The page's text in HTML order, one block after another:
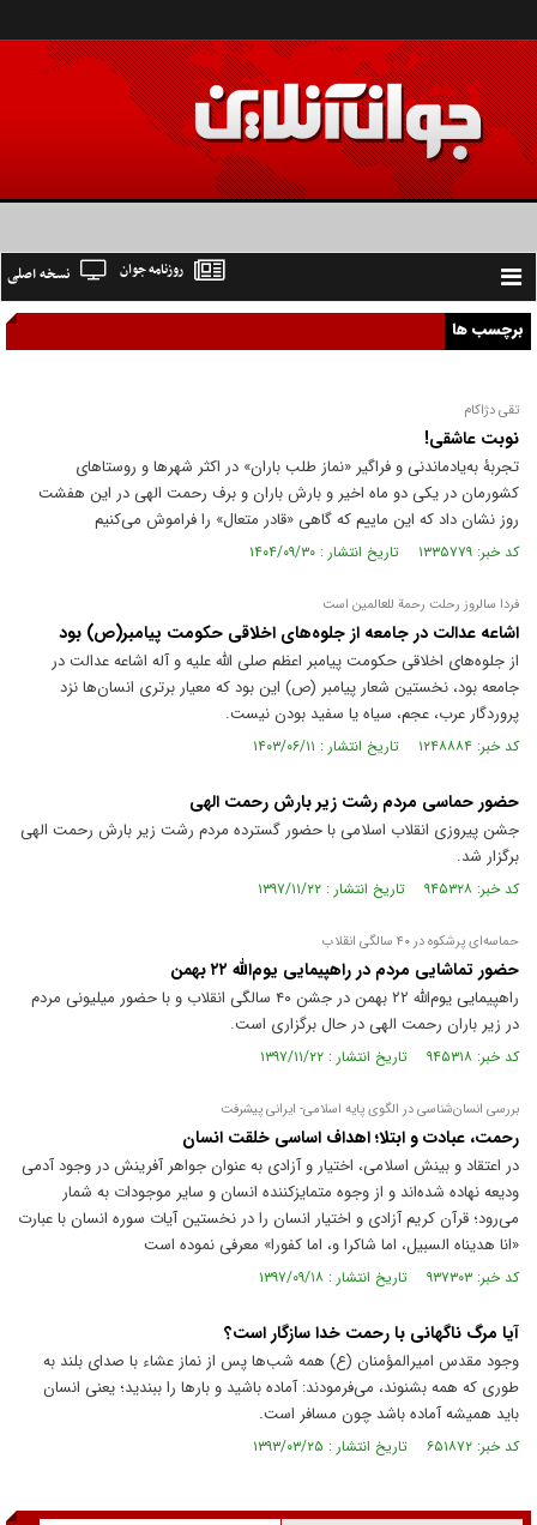
Toggle
navigation
نسخه اصلی روزنامه جوان
برچسب ها
تقی دژاکام
نوبت عاشقی!
تجربۀ به‌یادماندنی و فراگیر «نماز طلب باران» در اکثر شهر‌ها و روستا‌های
کشورمان در یکی دو ماه اخیر و بارش باران و برف رحمت الهی در این هفشت
روز نشان داد که این ماییم که گاهی «قادر متعال» را فراموش می‌کنیم
کد خبر: ۱۳۳۵۷۷۹ تاریخ انتشار : ۱۴۰۴/۰۹/۳۰
فردا سالروز رحلت رحمة للعالمین است
اشاعه عدالت در جامعه از جلوه‌های اخلاقی حکومت پیامبر(ص) بود
از جلوه‌های اخلاقی حکومت پیامبر اعظم صلی الله علیه و آله اشاعه عدالت در
جامعه بود، نخستین شعار پیامبر (ص) این بود که معیار برتری انسان‌ها نزد
پروردگار عرب، عجم، سیاه یا سفید بودن نیست.
کد خبر: ۱۲۴۸۸۸۴ تاریخ انتشار : ۱۴۰۳/۰۶/۱۱
حضور حماسی مردم رشت زیر بارش رحمت الهی
جشن پیروزی انقلاب اسلامی با حضور گسترده مردم رشت زیر بارش رحمت الهی
برگزار شد.
کد خبر: ۹۴۵۳۲۸ تاریخ انتشار : ۱۳۹۷/۱۱/۲۲
حماسه‌ای پرشکوه در ۴۰ سالگی انقلاب
حضور تماشایی مردم در راهپیمایی یوم‌الله ۲۲ بهمن
راهپیمایی یوم‌الله ۲۲ بهمن در جشن ۴۰ سالگی انقلاب و با حضور میلیونی مردم
در زیر باران رحمت الهی در حال برگزاری است.
کد خبر: ۹۴۵۳۱۸ تاریخ انتشار : ۱۳۹۷/۱۱/۲۲
بررسی انسان‌شناسی در الگوی پایه اسلامی- ایرانی پیشرفت
رحمت، عبادت و ابتلا؛ اهداف اساسی خلقت انسان
در اعتقاد و بینش اسلامی، اختیار و آزادی به عنوان جواهر آفرینش در وجود آدمی
ودیعه نهاده شده‌اند و از وجوه متمایزکننده انسان و سایر موجودات به شمار
می‌رود؛ قرآن کریم آزادی و اختیار انسان را در نخستین آیات سوره انسان با عبارت
«انا هدیناه السبیل، اما شاکرا و، اما کفورا» معرفی نموده است
کد خبر: ۹۳۷۳۰۳ تاریخ انتشار : ۱۳۹۷/۰۹/۱۸
آیا مرگ ناگهانی با رحمت خدا سازگار است؟
وجود مقدس امیرالمؤمنان (ع) همه شب‌ها پس از نماز عشاء با صدای بلند به
طوری که همه بشنوند، می‌فرمودند: آماده باشید و بارها را ببندید؛ یعنی انسان
باید همیشه آماده باشد چون مسافر است.
کد خبر: ۶۵۱۸۷۲ تاریخ انتشار : ۱۳۹۳/۰۳/۲۵